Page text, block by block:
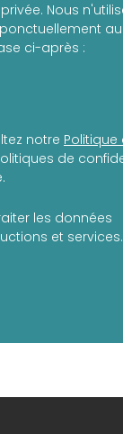
Nous
ci-après :
notre Politique
de
les données
et services.